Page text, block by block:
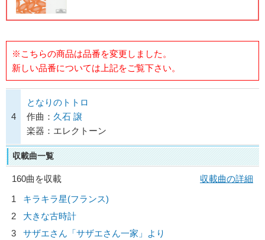
※こちらの商品は品番を変更しました。
新しい品番については上記をご覧下さい。
4
となりのトトロ
作曲： 久石 譲
楽器：エレクトーン
収載曲一覧
160曲を収載
収載曲の詳細
1
キラキラ星(フランス)
2
大きな古時計
3
サザエさん「サザエさん一家」より